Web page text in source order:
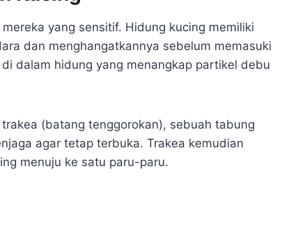
yang sensitif. Hidung kucing memiliki
dan menghangatkannya sebelum memasuki
dalam hidung yang menangkap partikel debu
(batang tenggorokan), sebuah tabung
agar tetap terbuka. Trakea kemudian
menuju ke satu paru-paru.